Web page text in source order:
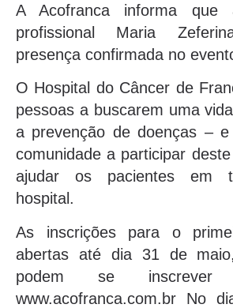
A Acofranca informa que
profissional Maria
presença confirmada no
O Hospital do Câncer de
pessoas a buscarem uma
a prevenção de doenças –
comunidade a participar
ajudar os pacientes em
hospital.
As inscrições para o
abertas até dia 31 de
podem se
www.acofranca.com.br No